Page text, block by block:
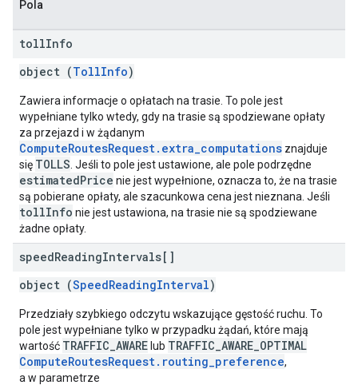
Pola
tollInfo
object (TollInfo)
Zawiera informacje o opłatach na trasie. To pole jest
wypełniane tylko wtedy, gdy na trasie są spodziewane opłaty
za przejazd i w żądanym
ComputeRoutesRequest.extra_computations znajduje
się TOLLS . Jeśli to pole jest ustawione, ale pole podrzędne
estimatedPrice nie jest wypełnione, oznacza to, że na trasie
są pobierane opłaty, ale szacunkowa cena jest nieznana. Jeśli
tollInfo nie jest ustawiona, na trasie nie są spodziewane
żadne opłaty.
speedReadingIntervals[]
object (SpeedReadingInterval)
Przedziały szybkiego odczytu wskazujące gęstość ruchu. To
pole jest wypełniane tylko w przypadku żądań, które mają
wartość TRAFFIC_AWARE lub TRAFFIC_AWARE_OPTIMAL
ComputeRoutesRequest.routing_preference,
a w parametrze